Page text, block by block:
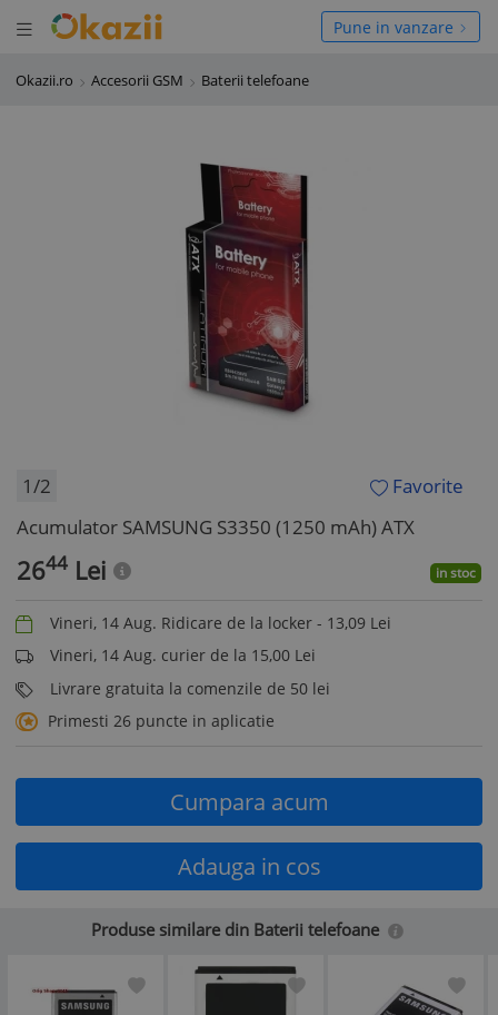
Deschide meniul
meniul Pune in vanzare
Okazii.ro Accesorii GSM Baterii telefoane
1/2
Favorite
Acumulator SAMSUNG S3350 (1250 mAh) ATX
2644 Lei in stoc
Vineri, 14 Aug. Ridicare de la locker - 13,09 Lei
Vineri, 14 Aug. curier de la 15,00 Lei
Livrare gratuita la comenzile de 50 lei
Primesti 26 puncte in aplicatie
Cumpara acum
Adauga in cos
Produse similare din Baterii telefoane